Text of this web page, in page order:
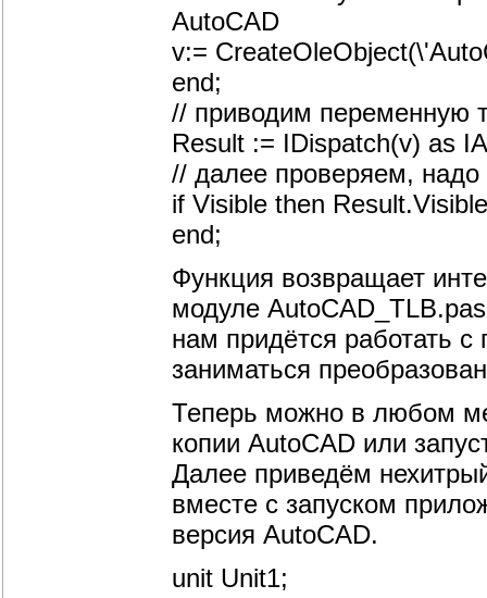
AutoCAD
v:=
end;
// приводим переменную
Result := IDispatch(v) as
// далее проверяем,
if Visible then
end;
Функция возвращает
модуле
нам придётся работать
заниматься
Теперь можно в любом
копии AutoCAD или
Далее приведём
вместе с запуском
версия AutoCAD.
unit Unit1;